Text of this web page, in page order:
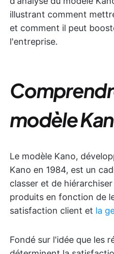
illustrant comment
et comment il peut
l'entreprise.
modèle
Le modèle Kano,
Kano en 1984, est un
classer et de
produits en fonction de
satisfaction client et la
Fondé sur l'idée que les